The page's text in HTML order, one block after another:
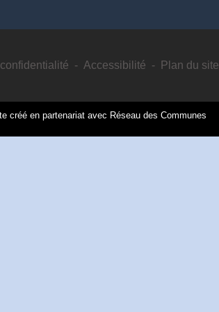
- Accessibilité - Plan du site
créé en partenariat avec Réseau des Communes